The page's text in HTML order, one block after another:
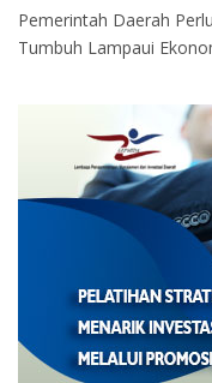
Pemerintah Daerah
Tumbuh Lampaui